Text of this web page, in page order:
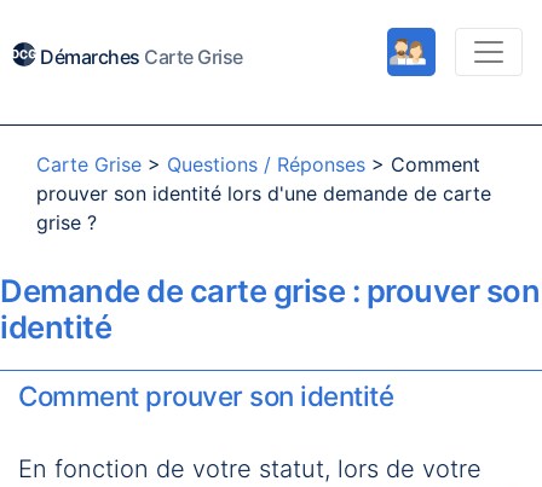
Démarches Carte Grise
Carte Grise > Questions / Réponses > Comment
prouver son identité lors d'une demande de carte
grise ?
Demande de carte grise : prouver son
identité
Comment prouver son identité
En fonction de votre statut, lors de votre